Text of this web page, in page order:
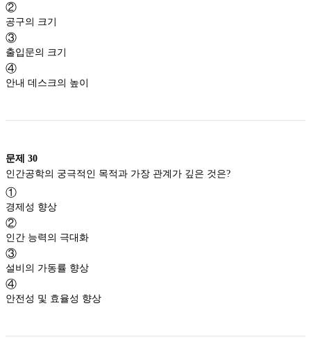
②
공구의 크기
③
출입문의 크기
④
안내 데스크의 높이
문제 30
인간공학의 궁극적인 목적과 가장 관계가 깊은 것은?
①
경제성 향상
②
인간 능력의 극대화
③
설비의 가동률 향상
④
안전성 및 효율성 향상